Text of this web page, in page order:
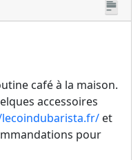
café à la maison.
accessoires
et
pour